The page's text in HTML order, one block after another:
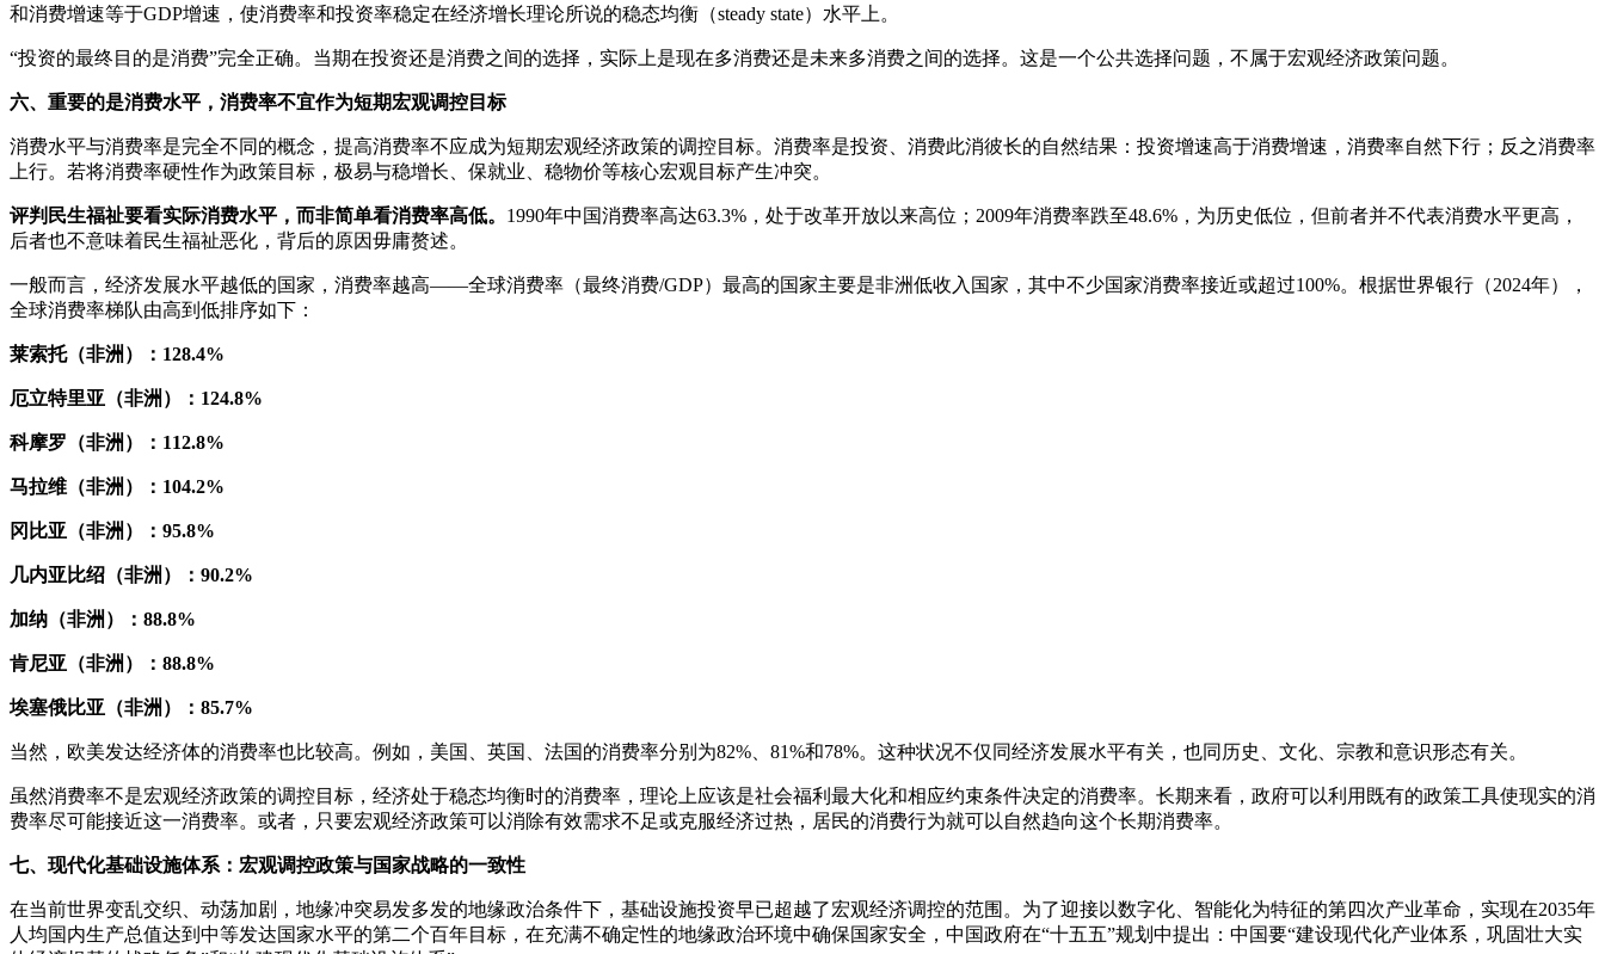
和消费增速等于GDP增速，使消费率和投资率稳定在经济增长理论所说的稳态均衡（steady state）水平上。
“投资的最终目的是消费”完全正确。当期在投资还是消费之间的选择，实际上是现在多消费还是未来多消费之间的选择。这是一个公共选择问题，不属于宏观经济政策问题。
六、重要的是消费水平，消费率不宜作为短期宏观调控目标
消费水平与消费率是完全不同的概念，提高消费率不应成为短期宏观经济政策的调控目标。消费率是投资、消费此消彼长的自然结果：投资增速高于消费增速，消费率自然下行；反之消费率
上行。若将消费率硬性作为政策目标，极易与稳增长、保就业、稳物价等核心宏观目标产生冲突。
评判民生福祉要看实际消费水平，而非简单看消费率高低。 1990年中国消费率高达63.3%，处于改革开放以来高位；2009年消费率跌至48.6%，为历史低位，但前者并不代表消费水平更高，
后者也不意味着民生福祉恶化，背后的原因毋庸赘述。
一般而言，经济发展水平越低的国家，消费率越高——全球消费率（最终消费/GDP）最高的国家主要是非洲低收入国家，其中不少国家消费率接近或超过100%。根据世界银行（2024年），
全球消费率梯队由高到低排序如下：
莱索托（非洲）：128.4%
厄立特里亚（非洲）：124.8%
科摩罗（非洲）：112.8%
马拉维（非洲）：104.2%
冈比亚（非洲）：95.8%
几内亚比绍（非洲）：90.2%
加纳（非洲）：88.8%
肯尼亚（非洲）：88.8%
埃塞俄比亚（非洲）：85.7%
当然，欧美发达经济体的消费率也比较高。例如，美国、英国、法国的消费率分别为82%、81%和78%。这种状况不仅同经济发展水平有关，也同历史、文化、宗教和意识形态有关。
虽然消费率不是宏观经济政策的调控目标，经济处于稳态均衡时的消费率，理论上应该是社会福利最大化和相应约束条件决定的消费率。长期来看，政府可以利用既有的政策工具使现实的消
费率尽可能接近这一消费率。或者，只要宏观经济政策可以消除有效需求不足或克服经济过热，居民的消费行为就可以自然趋向这个长期消费率。
七、现代化基础设施体系：宏观调控政策与国家战略的一致性
在当前世界变乱交织、动荡加剧，地缘冲突易发多发的地缘政治条件下，基础设施投资早已超越了宏观经济调控的范围。为了迎接以数字化、智能化为特征的第四次产业革命，实现在2035年
人均国内生产总值达到中等发达国家水平的第二个百年目标，在充满不确定性的地缘政治环境中确保国家安全，中国政府在“十五五”规划中提出：中国要“建设现代化产业体系，巩固壮大实